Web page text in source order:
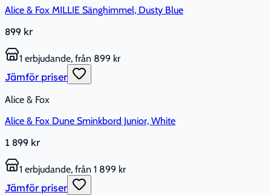
Alice & Fox MILLIE Sänghimmel, Dusty Blue
899 kr
1 erbjudande, från 899 kr
Jämför priser
Alice & Fox
Alice & Fox Dune Sminkbord Junior, White
1 899 kr
1 erbjudande, från 1 899 kr
Jämför priser